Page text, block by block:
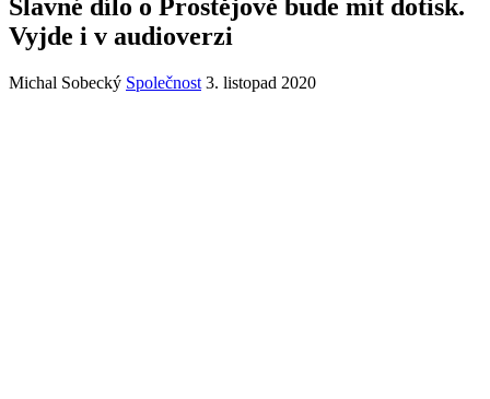
Slavné dílo o Prostějově bude mít dotisk.
Vyjde i v audioverzi
Michal Sobecký Společnost 3. listopad 2020